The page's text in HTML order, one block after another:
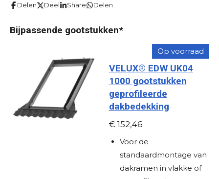
g
e
r
e
r
e
r
e
n
e
r
r
e
n
e
r
e
n
e
Delen Deel Share Delen
Bijpassende gootstukken*
Op voorraad
VELUX® EDW UK04
1000 gootstukken
geprofileerde
dakbedekking
€ 152,46
Voor de
standaardmontage van
dakramen in vlakke of